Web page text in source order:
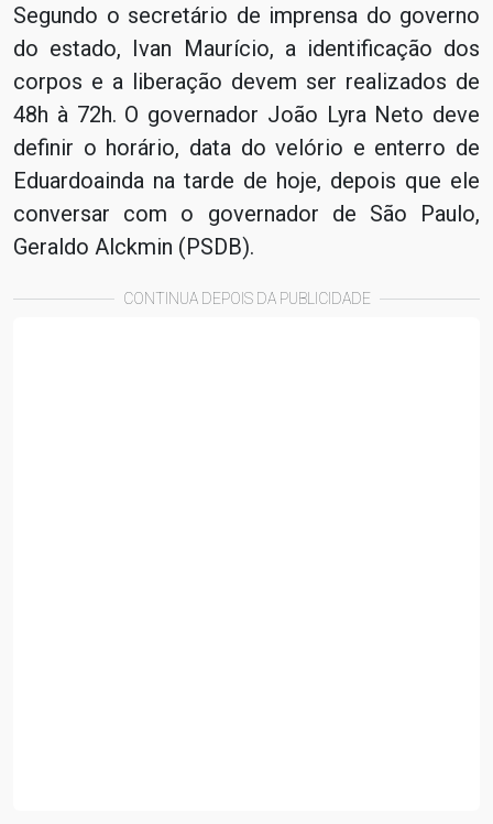
Segundo o secretário de imprensa do governo
do estado, Ivan Maurício, a identificação dos
corpos e a liberação devem ser realizados de
48h à 72h. O governador João Lyra Neto deve
definir o horário, data do velório e enterro de
Eduardoainda na tarde de hoje, depois que ele
conversar com o governador de São Paulo,
Geraldo Alckmin (PSDB).
CONTINUA DEPOIS DA PUBLICIDADE